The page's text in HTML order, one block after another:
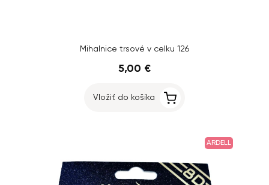
Mihalnice trsové v celku 126
5,00 €
Vložiť do košíka
ARDELL